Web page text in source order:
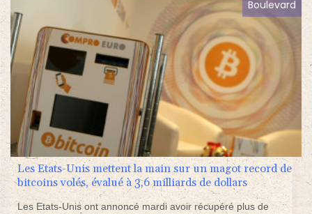
Boulevard
Les Etats-Unis mettent la main sur un magot record de
bitcoins volés, évalué à 3,6 milliards de dollars
Les Etats-Unis ont annoncé mardi avoir récupéré plus de